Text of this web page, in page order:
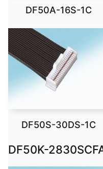
DF50A-16S-1C
DF50S-30DS-1C
DF50K-